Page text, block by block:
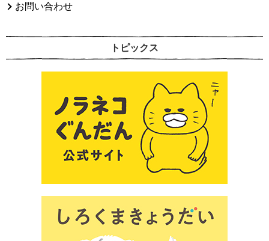
お問い合わせ
トピックス